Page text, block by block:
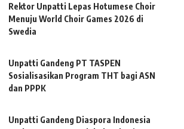
Rektor Unpatti Lepas Hotumese Choir
Menuju World Choir Games 2026 di
Swedia
Unpatti Gandeng PT TASPEN
Sosialisasikan Program THT bagi ASN
dan PPPK
Unpatti Gandeng Diaspora Indonesia